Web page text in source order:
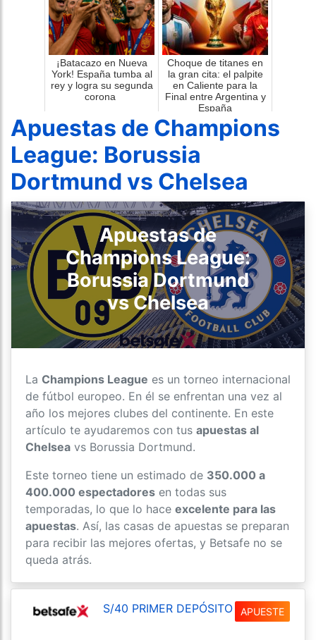
¡Batacazo en Nueva
York! España tumba al
rey y logra su segunda
corona
Choque de titanes en
la gran cita: el palpite
en Caliente para la
Final entre Argentina y
España
Apuestas de Champions
League: Borussia
Dortmund vs Chelsea
Apuestas de
Champions League:
Borussia Dortmund
vs Chelsea
La Champions League es un torneo internacional
de fútbol europeo. En él se enfrentan una vez al
año los mejores clubes del continente. En este
artículo te ayudaremos con tus apuestas al
Chelsea vs Borussia Dortmund.
Este torneo tiene un estimado de 350.000 a
400.000 espectadores en todas sus
temporadas, lo que lo hace excelente para las
apuestas. Así, las casas de apuestas se preparan
para recibir las mejores ofertas, y Betsafe no se
queda atrás.
S/40 PRIMER DEPÓSITO APUESTE